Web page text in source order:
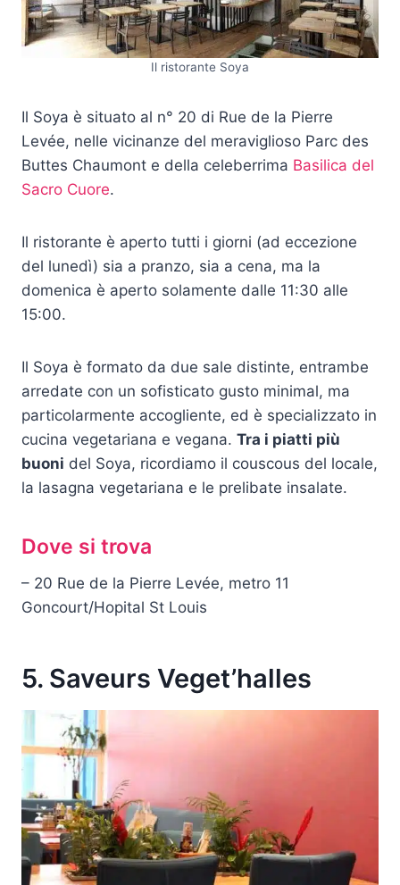
Il ristorante Soya
Il Soya è situato al n° 20 di Rue de la Pierre
Levée, nelle vicinanze del meraviglioso Parc des
Buttes Chaumont e della celeberrima Basilica del
Sacro Cuore.
Il ristorante è aperto tutti i giorni (ad eccezione
del lunedì) sia a pranzo, sia a cena, ma la
domenica è aperto solamente dalle 11:30 alle
15:00.
Il Soya è formato da due sale distinte, entrambe
arredate con un sofisticato gusto minimal, ma
particolarmente accogliente, ed è specializzato in
cucina vegetariana e vegana. Tra i piatti più
buoni del Soya, ricordiamo il couscous del locale,
la lasagna vegetariana e le prelibate insalate.
Dove si trova
– 20 Rue de la Pierre Levée, metro 11
Goncourt/Hopital St Louis
5. Saveurs Veget’halles